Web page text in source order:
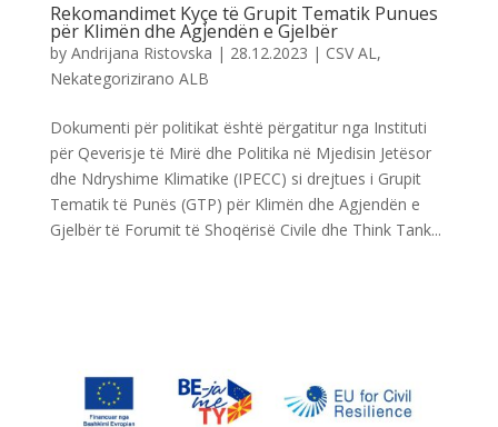
Rekomandimet Kyçe të Grupit Tematik Punues
për Klimën dhe Agjendën e Gjelbër
by Andrijana Ristovska | 28.12.2023 | CSV AL,
Nekategorizirano ALB
Dokumenti për politikat është përgatitur nga Instituti
për Qeverisje të Mirë dhe Politika në Mjedisin Jetësor
dhe Ndryshime Klimatike (IPECC) si drejtues i Grupit
Tematik të Punës (GTP) për Klimën dhe Agjendën e
Gjelbër të Forumit të Shoqërisë Civile dhe Think Tank...